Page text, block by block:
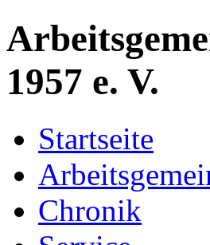
1957 e. V.
Startseite
Chronik